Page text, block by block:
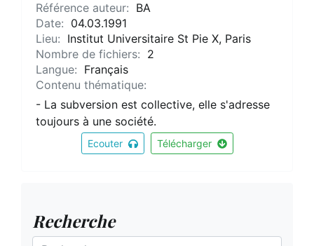
Référence auteur: BA
Date: 04.03.1991
Lieu: Institut Universitaire St Pie X, Paris
Nombre de fichiers: 2
Langue: Français
Contenu thématique:
- La subversion est collective, elle s'adresse
toujours à une société.
Ecouter Télécharger
Recherche